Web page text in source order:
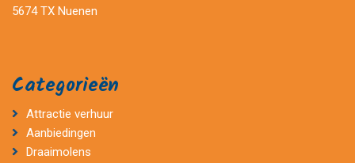
5674 TX Nuenen
Categorieën
Attractie verhuur
Aanbiedingen
Draaimolens